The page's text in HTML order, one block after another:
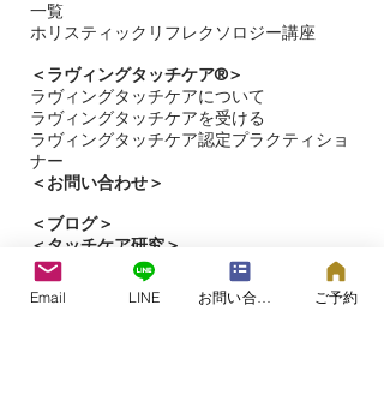
一覧
ホリスティックリフレクソロジー講座
＜ラヴィングタッチケア®︎＞
ラヴィングタッチケアについて
ラヴィングタッチケアを受ける​
ラヴィングタッチケア認定プラクティショ
ナー
＜お問い合わせ＞
＜​ ブログ＞
＜タッチケア研究＞
＜ラヴィングタッチケア®プロジェクト＞
＜ラヴィングタッチケア＞の専用サイト
Email LINE お問い合わせフォーム ご予約